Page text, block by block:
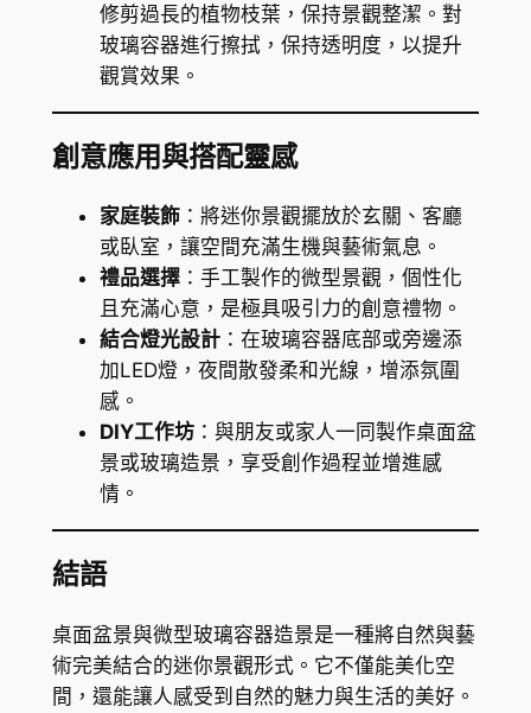
修剪過長的植物枝葉，保持景觀整潔。對
玻璃容器進行擦拭，保持透明度，以提升
觀賞效果。
創意應用與搭配靈感
家庭裝飾：將迷你景觀擺放於玄關、客廳
或臥室，讓空間充滿生機與藝術氣息。
禮品選擇：手工製作的微型景觀，個性化
且充滿心意，是極具吸引力的創意禮物。
結合燈光設計：在玻璃容器底部或旁邊添
加LED燈，夜間散發柔和光線，增添氛圍
感。
DIY工作坊：與朋友或家人一同製作桌面盆
景或玻璃造景，享受創作過程並增進感
情。
結語
桌面盆景與微型玻璃容器造景是一種將自然與藝
術完美結合的迷你景觀形式。它不僅能美化空
間，還能讓人感受到自然的魅力與生活的美好。